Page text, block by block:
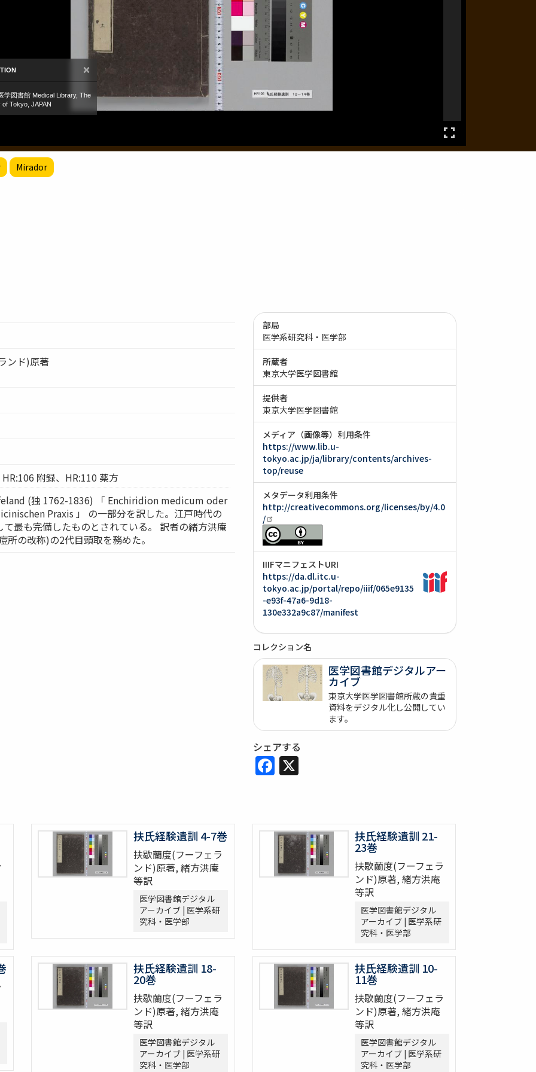
Mirador
ンド)原著
附録、HR:110 薬方
(独 1762-1836) 「 Enchiridion medicum oder
Praxis 」 の一部分を訳した。江戸時代の
最も完備したものとされている。 訳者の緒方洪庵
所の改称)の2代目頭取を務めた。
部局
医学系研究科・医学部
所蔵者
東京大学医学図書館
提供者
東京大学医学図書館
メディア（画像等）利用条件
https://www.lib.u-
tokyo.ac.jp/ja/library/contents/archives-
top/reuse
メタデータ利用条件
http://creativecommons.org/licenses/by/4.0
/
IIIFマニフェストURI
https://da.dl.itc.u-
tokyo.ac.jp/portal/repo/iiif/065e9135
-e93f-47a6-9d18-
130e332a9c87/manifest
コレクション名
医学図書館デジタルアー
カイブ
東京大学医学図書館所蔵の貴重
資料をデジタル化し公開してい
ます。
シェアする
Facebook
X
扶氏経験遺訓 4-7巻
扶歇蘭度(フーフェラ
ンド)原著, 緒方洪庵
等訳
医学図書館デジタル
アーカイブ | 医学系研
究科・医学部
扶氏経験遺訓 21-
23巻
扶歇蘭度(フーフェラ
ンド)原著, 緒方洪庵
等訳
医学図書館デジタル
アーカイブ | 医学系研
究科・医学部
扶氏経験遺訓 18-
20巻
扶歇蘭度(フーフェラ
ンド)原著, 緒方洪庵
等訳
医学図書館デジタル
アーカイブ | 医学系研
究科・医学部
扶氏経験遺訓 10-
11巻
扶歇蘭度(フーフェラ
ンド)原著, 緒方洪庵
等訳
医学図書館デジタル
アーカイブ | 医学系研
究科・医学部